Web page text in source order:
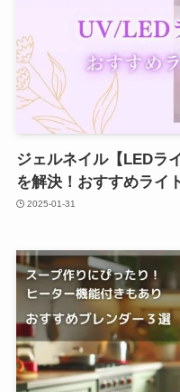
ジェルネイル【LEDラ
を解決！おすすめライ
2025-01-31